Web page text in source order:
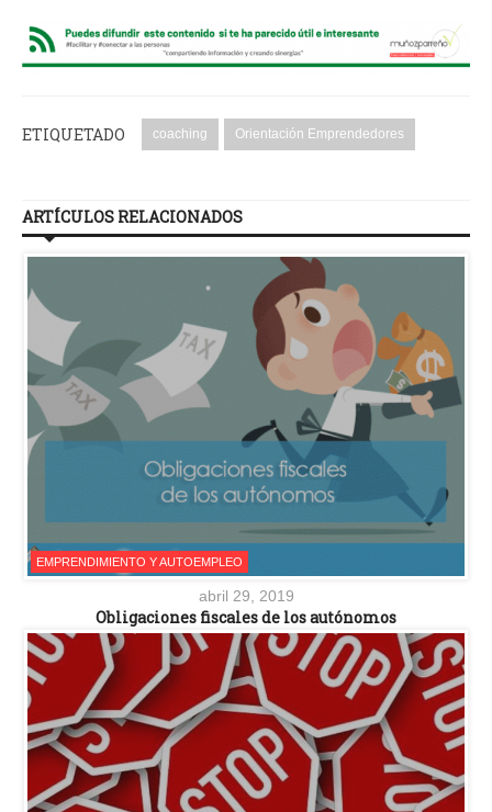
ETIQUETADO coaching Orientación Emprendedores
ARTÍCULOS RELACIONADOS
EMPRENDIMIENTO Y AUTOEMPLEO
abril 29, 2019
Obligaciones fiscales de los autónomos